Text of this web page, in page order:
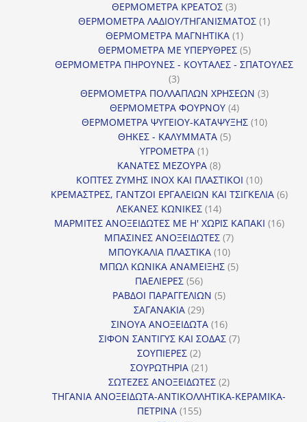
προϊόντα
ΘΕΡΜΟΜΕΤΡΑ ΚΡΕΑΤΟΣ 33
προϊόντα
ΘΕΡΜΟΜΕΤΡΑ ΛΑΔΙΟΥ/ΤΗΓΑΝΙΣΜΑΤΟΣ 11
ΘΕΡΜΟΜΕΤΡΑ ΜΑΓΝΗΤΙΚΑ 11
προϊόν
ΘΕΡΜΟΜΕΤΡΑ ΜΕ ΥΠΕΡΥΘΡΕΣ 55
προϊόντα
ΘΕΡΜΟΜΕΤΡΑ ΠΗΡΟΥΝΕΣ - ΚΟΥΤΑΛΕΣ - ΣΠΑΤΟΥΛΕΣ
33
προϊόντα
ΘΕΡΜΟΜΕΤΡΑ ΠΟΛΛΑΠΛΩΝ ΧΡΗΣΕΩΝ 33
ΘΕΡΜΟΜΕΤΡΑ ΦΟΥΡΝΟΥ 44
προϊόντα
ΘΕΡΜΟΜΕΤΡΑ ΨΥΓΕΙΟΥ-ΚΑΤΑΨΥΞΗΣ 1010
ΘΗΚΕΣ - ΚΑΛΥΜΜΑΤΑ 55
ΥΓΡΟΜΕΤΡΑ 11
προϊόν
ΚΑΝΑΤΕΣ ΜΕΖΟΥΡΑ 88
προϊόντα
ΚΟΠΤΕΣ ΖΥΜΗΣ INOX ΚΑΙ ΠΛΑΣΤΙΚΟΙ 1010
προϊόντα
ΚΡΕΜΑΣΤΡΕΣ, ΓΑΝΤΖΟΙ ΕΡΓΑΛΕΙΩΝ ΚΑΙ ΤΣΙΓΚΕΛΙΑ 66
ΛΕΚΑΝΕΣ ΚΩΝΙΚΕΣ 1414
προϊόντα
ΜΑΡΜΙΤΕΣ ΑΝΟΞΕΙΔΩΤΕΣ ΜΕ Η' ΧΩΡΙΣ ΚΑΠΑΚΙ 1616
ΜΠΑΣΙΝΕΣ ΑΝΟΞΕΙΔΩΤΕΣ 77
ΜΠΟΥΚΑΛΙΑ ΠΛΑΣΤΙΚΑ 1010
προϊόντα
ΜΠΩΛ ΚΩΝΙΚΑ ΑΝΑΜΕΙΞΗΣ 55
ΠΑΕΛΙΕΡΕΣ 5656
προϊόντα
ΡΑΒΔΟΙ ΠΑΡΑΓΓΕΛΙΩΝ 55
ΣΑΓΑΝΑΚΙΑ 2929
προϊόντα
ΣΙΝΟΥΑ ΑΝΟΞΕΙΔΩΤΑ 1616
προϊόντα
ΣΙΦΟΝ ΣΑΝΤΙΓΥΣ ΚΑΙ ΣΟΔΑΣ 77
ΣΟΥΠΙΕΡΕΣ 22
προϊόντα
ΣΟΥΡΩΤΗΡΙΑ 2121
προϊόντα
ΣΩΤΕΖΕΣ ΑΝΟΞΕΙΔΩΤΕΣ 22
προϊόντα
ΤΗΓΑΝΙΑ ΑΝΟΞΕΙΔΩΤΑ-ΑΝΤΙΚΟΛΛΗΤΙΚΑ-ΚΕΡΑΜΙΚΑ-
ΠΕΤΡΙΝΑ 155155